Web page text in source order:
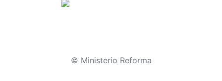
© Ministerio Reforma